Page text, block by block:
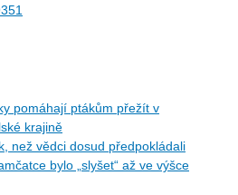
pomáhají ptákům přežít v
krajině
než vědci dosud předpokládali
bylo „slyšet“ až ve výšce